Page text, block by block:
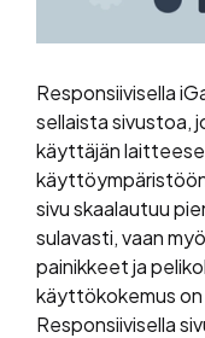
Responsiivisella
sellaista sivustoa,
käyttäjän
sivu skaalautuu
sulavasti, vaan
painikkeet ja
käyttökokemus on
Responsiivisella